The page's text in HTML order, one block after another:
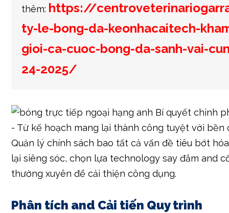
thêm: https://
ty-le-bong-da-keonhacaitech-
gioi-ca-cuoc-bong-da-sanh-vai-
24-2025/
Quản lý chính sách bao tất cả vấn đề tiêu bớt
lại siêng sóc, chọn lựa technology say đắm and
thường xuyên để cải thiện công dụng.
Phân tích and Cải tiến Quy trình